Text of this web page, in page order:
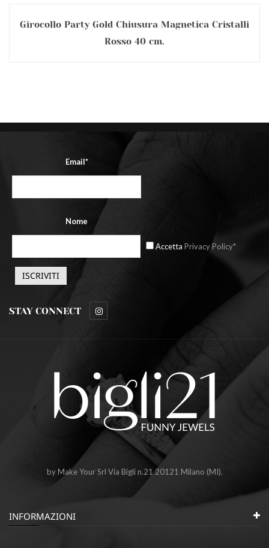
Girocollo Party Gold Chiusura Magnetica Cristalli
Rosso 40 cm.
Email*
Nome
Accetta Privacy Policy*
STAY CONNECT
by Make Your Srl Via Bigli n.21 20121 Milano (MI).
INFORMAZIONI